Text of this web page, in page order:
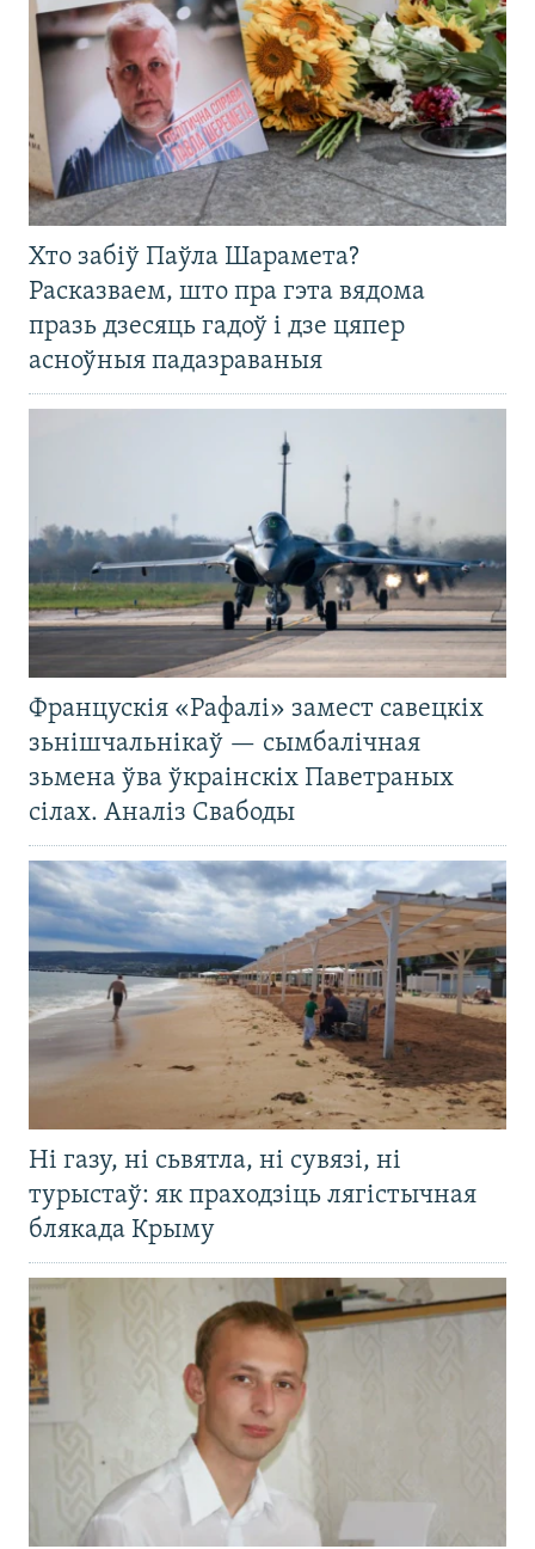
Хто забіў Паўла Шарамета?
Расказваем, што пра гэта вядома
празь дзесяць гадоў і дзе цяпер
асноўныя падазраваныя
Францускія «Рафалі» замест савецкіх
зьнішчальнікаў — сымбалічная
зьмена ўва ўкраінскіх Паветраных
сілах. Аналіз Свабоды
Ні газу, ні сьвятла, ні сувязі, ні
турыстаў: як праходзіць лягістычная
блякада Крыму